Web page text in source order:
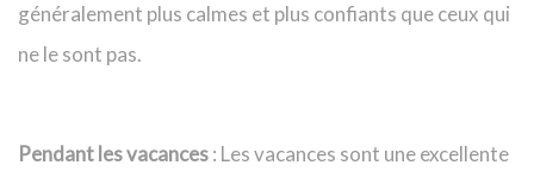
généralement plus calmes et plus confiants que ceux qui
ne le sont pas.
Pendant les vacances: Les vacances sont une excellente